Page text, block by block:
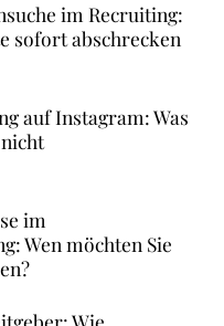
im Recruiting:
sofort abschrecken
auf Instagram: Was
im
Wen möchten Sie